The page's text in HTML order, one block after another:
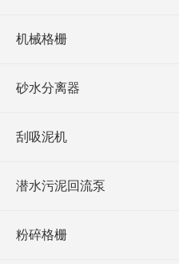
机械格栅
砂水分离器
刮吸泥机
潜水污泥回流泵
粉碎格栅